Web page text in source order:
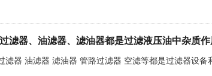
滤器、油滤器、滤油器都是过滤液压油中杂质作
滤器 油滤器 滤油器 管路过滤器 空滤等都是过滤器设备